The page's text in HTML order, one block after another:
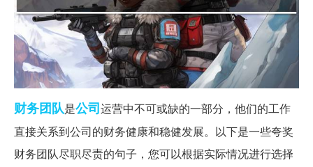
财务团队是公司运营中不可或缺的一部分，他们的工作
直接关系到公司的财务健康和稳健发展。以下是一些夸奖
财务团队尽职尽责的句子，您可以根据实际情况进行选择